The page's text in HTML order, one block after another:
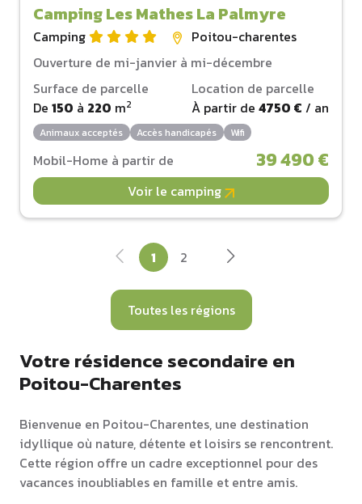
Camping Les Mathes La Palmyre
Camping
Poitou-charentes
Ouverture de mi-janvier à mi-décembre
Surface de parcelle
De 150 à 220 m2
Location de parcelle
À partir de 4750 € / an
Animaux acceptés Accès handicapés Wifi
Mobil-Home à partir de 39 490 €
Voir le camping
1 2
Toutes les régions
Votre résidence secondaire en
Poitou-Charentes
Bienvenue en Poitou-Charentes, une destination
idyllique où nature, détente et loisirs se rencontrent.
Cette région offre un cadre exceptionnel pour des
vacances inoubliables en famille et entre amis.